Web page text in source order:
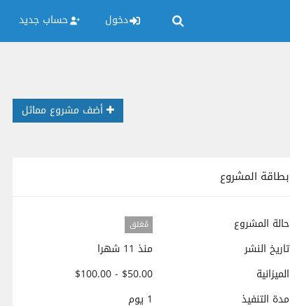
دخول حساب جديد
أضف مشروع مماثل
بطاقة المشروع
حالة المشروع مُغلق
تاريخ النشر
منذ 11 شهرا
الميزانية
$50.00 - $100.00
مدة التنفيذ
1 يوم